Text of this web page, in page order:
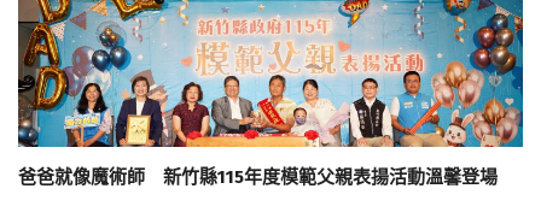
爸爸就像魔術師 新竹縣115年度模範父親表揚活動溫馨登場